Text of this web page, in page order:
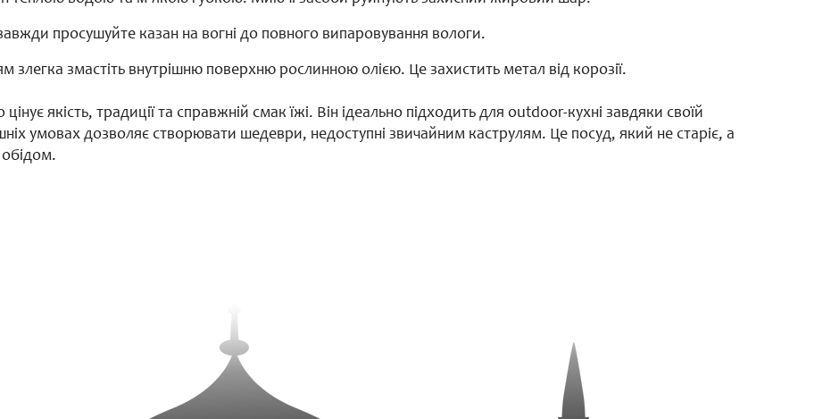
просушуйте казан на вогні до повного випаровування вологи.
злегка змастіть внутрішню поверхню рослинною олією. Це захистить метал від корозії.
якість, традиції та справжній смак їжі. Він ідеально підходить для outdoor-кухні завдяки своїй
умовах дозволяє створювати шедеври, недоступні звичайним каструлям. Це посуд, який не старіє, а